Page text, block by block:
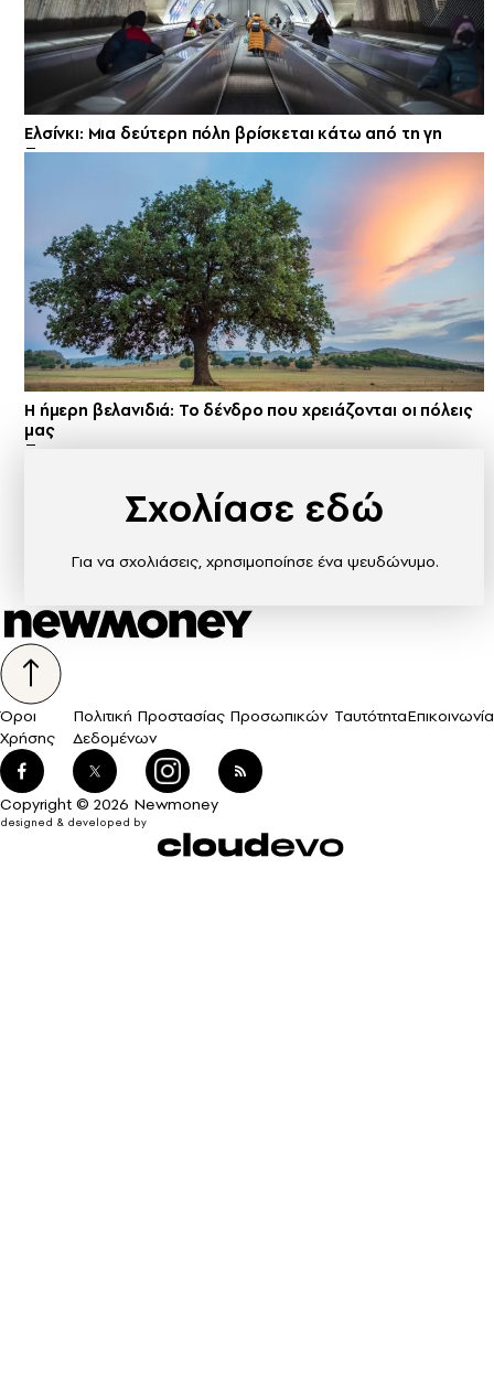
Ελσίνκι: Mια δεύτερη πόλη βρίσκεται κάτω από τη γη
Η ήμερη βελανιδιά: Το δένδρο που χρειάζονται οι πόλεις
μας
Σχολίασε εδώ
Για να σχολιάσεις, χρησιμοποίησε ένα ψευδώνυμο.
Όροι
Χρήσης
Πολιτική Προστασίας Προσωπικών
Δεδομένων
ΤαυτότηταΕπικοινωνία
Copyright © 2026 Newmoney
designed & developed by